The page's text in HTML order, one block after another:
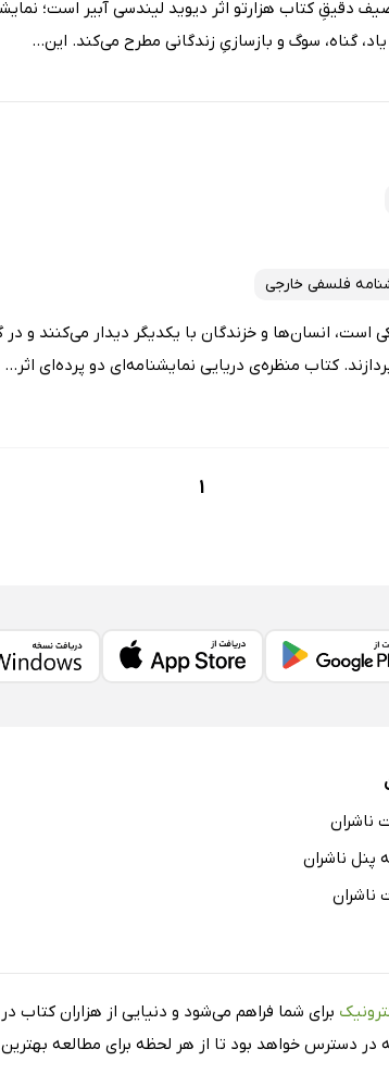
دقیقِ کتاب هزارتو اثر دیوید لیندسی آبیر است؛
گناه، سوگ و بازسازیِ زندگانی مطرح می‌کند. این...
فلسفی خارجی
است، انسان‌ها و خزندگان با یکدیگر دیدار می‌کنند و
کتاب منظره‌ی دریایی نمایشنامه‌ای دو پرده‌ای اثر...
1
ناشران
پنل ناشران
ناشران
برای شما فراهم می‌شود و دنیایی از هزاران کتاب
در دسترس خواهد بود تا از هر لحظه برای مطالعه بهترین